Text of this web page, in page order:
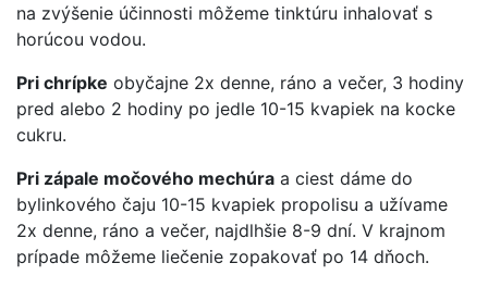
na zvýšenie účinnosti môžeme tinktúru inhalovať s
horúcou vodou.
Pri chrípke obyčajne 2x denne, ráno a večer, 3 hodiny
pred alebo 2 hodiny po jedle 10-15 kvapiek na kocke
cukru.
Pri zápale močového mechúra a ciest dáme do
bylinkového čaju 10-15 kvapiek propolisu a užívame
2x denne, ráno a večer, najdlhšie 8-9 dní. V krajnom
prípade môžeme liečenie zopakovať po 14 dňoch.